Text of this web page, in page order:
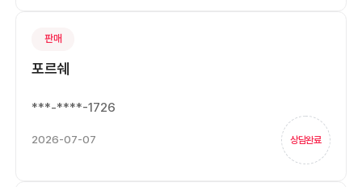
판매
포르쉐
***-****-1726
2026-07-07 상담완료